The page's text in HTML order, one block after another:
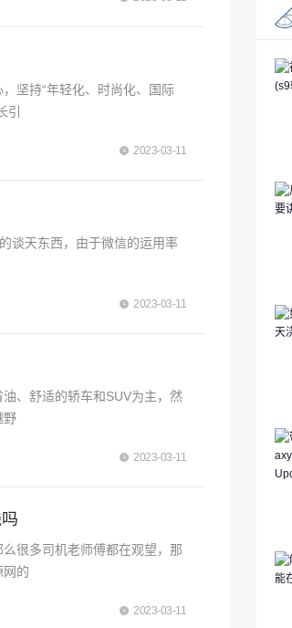
坚持“年轻化、时尚化、国际
引
2023-03-11
谈天东西，由于微信的运用率
2023-03-11
、舒适的轿车和SUV为主，然
野
2023-03-11
很多司机老师傅都在观望，那
网的
2023-03-11